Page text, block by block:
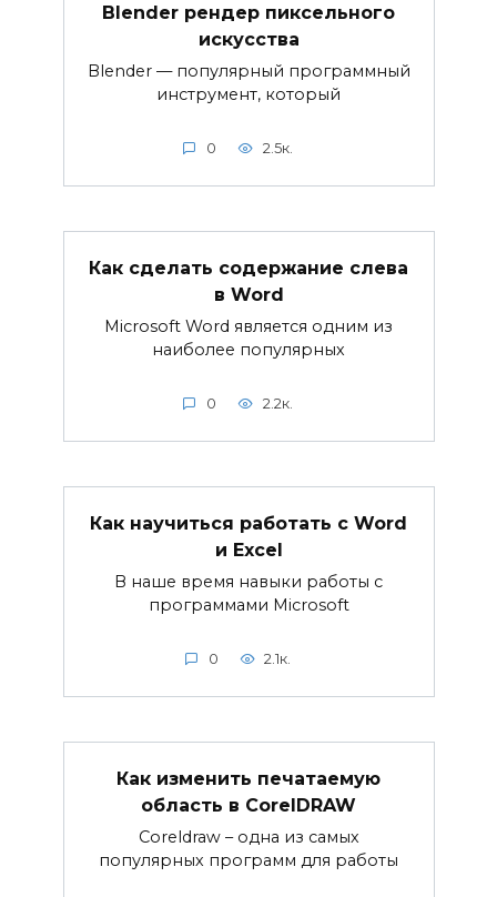
Blender рендер пиксельного
искусства
Blender — популярный программный
инструмент, который
0 2.5к.
Как сделать содержание слева
в Word
Microsoft Word является одним из
наиболее популярных
0 2.2к.
Как научиться работать с Word
и Excel
В наше время навыки работы с
программами Microsoft
0 2.1к.
Как изменить печатаемую
область в CorelDRAW
Coreldraw – одна из самых
популярных программ для работы